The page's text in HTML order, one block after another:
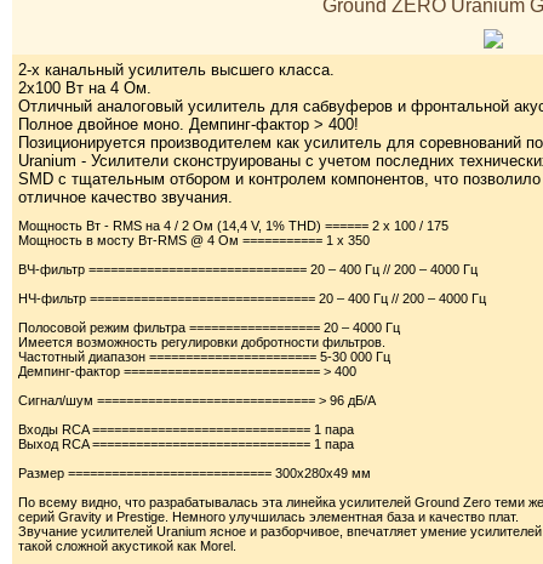
Ground ZERO Uranium
2-х канальный усилитель высшего класса.
2х100 Вт на 4 Ом.
Отличный аналоговый усилитель для сабвуферов и фронтальной
Полное двойное моно. Демпинг-фактор > 400!
Позиционируется производителем как усилитель для соревнований
Uranium - Усилители сконструированы с учетом последних
SMD с тщательным отбором и контролем компонентов, что
отличное качество звучания.
Мощность Вт - RMS на 4 / 2 Ом (14,4 V, 1% THD) ====== 2 x 100 / 175
Мощность в мосту Вт-RMS @ 4 Ом =========== 1 x 350
ВЧ-фильтр ============================== 20 – 400 Гц // 200 – 4000 Гц
НЧ-фильтр =============================== 20 – 400 Гц // 200 – 4000 Гц
Полосовой режим фильтра ================== 20 – 4000 Гц
Имеется возможность регулировки добротности фильтров.
Частотный диапазон ======================= 5-30 000 Гц
Демпинг-фактор =========================== > 400
Сигнал/шум ============================== > 96 дБ/А
Входы RCA ============================== 1 пара
Выход RCA ============================== 1 пара
Размер ============================ 300х280х49 мм
По всему видно, что разрабатывалась эта линейка усилителей Ground Zero теми
серий Gravity и Prestige. Немного улучшилась элементная база и качество плат.
Звучание усилителей Uranium ясное и разборчивое, впечатляет умение
такой сложной акустикой как Morel.